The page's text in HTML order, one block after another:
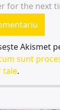
for the next
Akismet
sunt
tale.